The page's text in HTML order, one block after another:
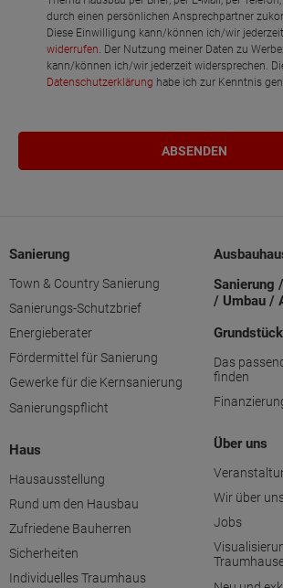
durch einen persönlichen Ansprechpartner
Diese Einwilligung kann/können ich/wir
widerrufen . Der Nutzung meiner Daten zu
kann/können ich/wir jederzeit widersprechen.
Datenschutzerklärung habe ich zur Kenntnis
Sanierung
Town & Country Sanierung
Sanierungs-Schutzbrief
Energieberater
Fördermittel für Sanierung
Gewerke für die Kernsanierung
Sanierungspflicht
Haus
Hausausstellung
Rund um den Hausbau
Zufriedene Bauherren
Sicherheiten
Individuelles Traumhaus
Sanierung
/ Umbau /
Das
finden
Über uns
Wir über
Jobs